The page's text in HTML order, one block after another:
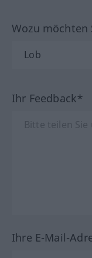
Wozu möchten
Ihr Feedback*
Ihre E-Mail-